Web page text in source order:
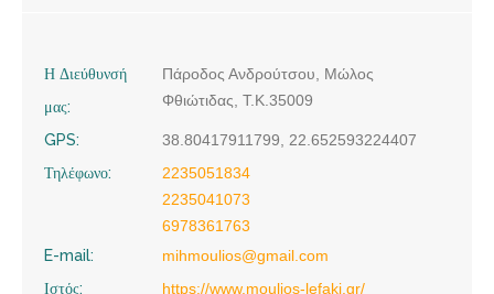
Η Διεύθυνσή
μας:
Πάροδος Ανδρούτσου, Μώλος
Φθιώτιδας, Τ.Κ.35009
GPS:
38.80417911799, 22.652593224407
Τηλέφωνο:
2235051834
2235041073
6978361763
E-mail:
mihmoulios@gmail.com
Ιστός:
https://www.moulios-lefaki.gr/